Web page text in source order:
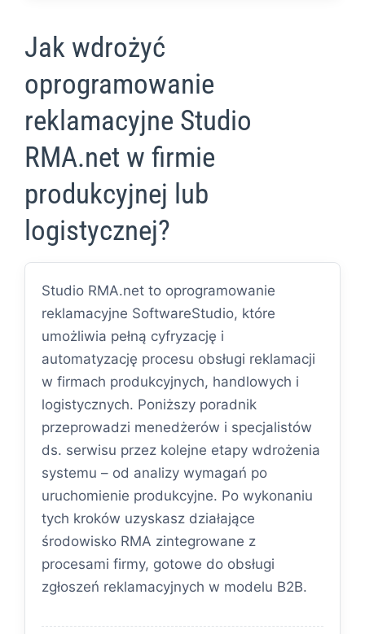
Jak wdrożyć
oprogramowanie
reklamacyjne Studio
RMA.net w firmie
produkcyjnej lub
logistycznej?
Studio RMA.net to oprogramowanie
reklamacyjne SoftwareStudio, które
umożliwia pełną cyfryzację i
automatyzację procesu obsługi reklamacji
w firmach produkcyjnych, handlowych i
logistycznych. Poniższy poradnik
przeprowadzi menedżerów i specjalistów
ds. serwisu przez kolejne etapy wdrożenia
systemu – od analizy wymagań po
uruchomienie produkcyjne. Po wykonaniu
tych kroków uzyskasz działające
środowisko RMA zintegrowane z
procesami firmy, gotowe do obsługi
zgłoszeń reklamacyjnych w modelu B2B.